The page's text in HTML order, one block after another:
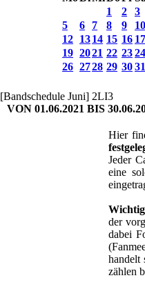
1
2 3
5
6 7 8 9 10
12 1314 15 16 17
19 2021 22 2324
26 2728 29 3031
[Bandschedule Juni] 2LI3
VON 01.06.2021 BIS
Hier
Jeder
eine
der
dabei
handelt
zählen